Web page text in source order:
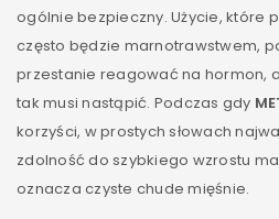
ogólnie bezpieczny. Użycie, które
często będzie marnotrawstwem,
przestanie reagować na hormon,
tak musi nastąpić. Podczas gdy
korzyści, w prostych słowach
zdolność do szybkiego wzrostu
oznacza czyste chude mięśnie.